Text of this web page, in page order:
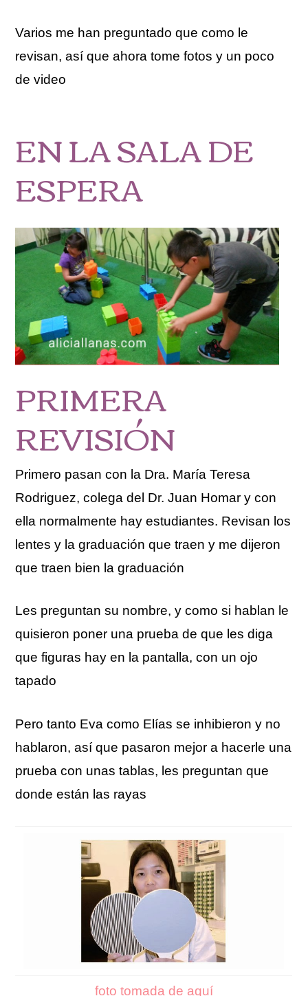
Varios me han preguntado que como le
revisan, así que ahora tome fotos y un poco
de video
EN LA SALA DE
ESPERA
PRIMERA
REVISIÓN
Primero pasan con la Dra. María Teresa
Rodriguez, colega del Dr. Juan Homar y con
ella normalmente hay estudiantes. Revisan los
lentes y la graduación que traen y me dijeron
que traen bien la graduación
Les preguntan su nombre, y como si hablan le
quisieron poner una prueba de que les diga
que figuras hay en la pantalla, con un ojo
tapado
Pero tanto Eva como Elías se inhibieron y no
hablaron, así que pasaron mejor a hacerle una
prueba con unas tablas, les preguntan que
donde están las rayas
foto tomada de aquí